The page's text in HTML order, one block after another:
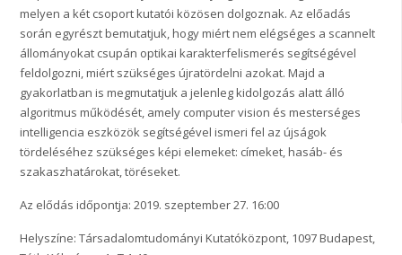
melyen a két csoport kutatói közösen dolgoznak. Az előadás
során egyrészt bemutatjuk, hogy miért nem elégséges a scannelt
állományokat csupán optikai karakterfelismerés segítségével
feldolgozni, miért szükséges újratördelni azokat. Majd a
gyakorlatban is megmutatjuk a jelenleg kidolgozás alatt álló
algoritmus működését, amely computer vision és mesterséges
intelligencia eszközök segítségével ismeri fel az újságok
tördeléséhez szükséges képi elemeket: címeket, hasáb- és
szakaszhatárokat, töréseket.
Az elődás időpontja: 2019. szeptember 27. 16:00
Helyszíne: Társadalomtudományi Kutatóközpont, 1097 Budapest,